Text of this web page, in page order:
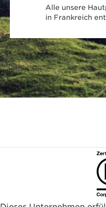
Alle unsere
in Frankreich